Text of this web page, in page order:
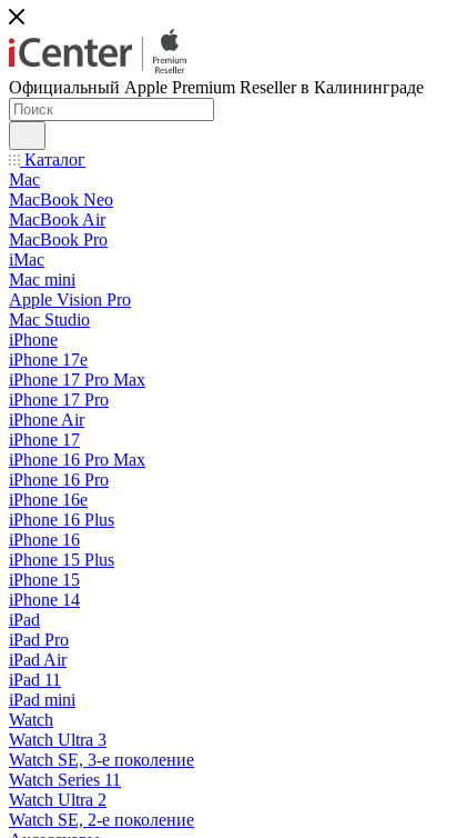
Официальный Apple Premium Reseller в Калининграде
Каталог
Mac
MacBook Neo
MacBook Air
MacBook Pro
iMac
Mac mini
Apple Vision Pro
Mac Studio
iPhone
iPhone 17e
iPhone 17 Pro Max
iPhone 17 Pro
iPhone Air
iPhone 17
iPhone 16 Pro Max
iPhone 16 Pro
iPhone 16e
iPhone 16 Plus
iPhone 16
iPhone 15 Plus
iPhone 15
iPhone 14
iPad
iPad Pro
iPad Air
iPad 11
iPad mini
Watch
Watch Ultra 3
Watch SE, 3-е поколение
Watch Series 11
Watch Ultra 2
Watch SE, 2-е поколение